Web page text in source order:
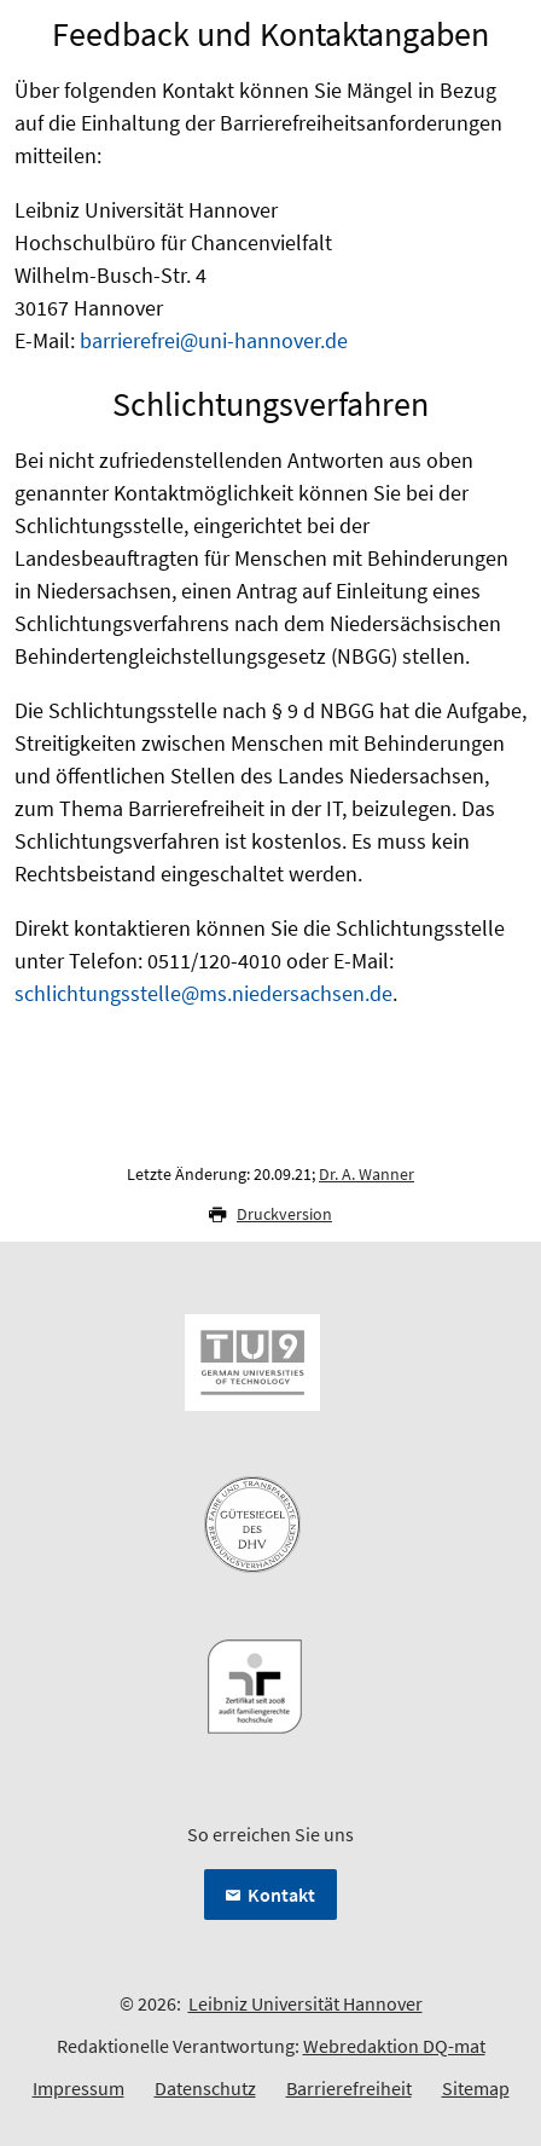
Feedback und Kontaktangaben
Über folgenden Kontakt können Sie Mängel in Bezug
auf die Einhaltung der Barrierefreiheitsanforderungen
mitteilen:
Leibniz Universität Hannover
Hochschulbüro für Chancenvielfalt
Wilhelm-Busch-Str. 4
30167 Hannover
E-Mail: barrierefrei@uni-hannover.de
Schlichtungsverfahren
Bei nicht zufriedenstellenden Antworten aus oben
genannter Kontaktmöglichkeit können Sie bei der
Schlichtungsstelle, eingerichtet bei der
Landesbeauftragten für Menschen mit Behinderungen
in Niedersachsen, einen Antrag auf Einleitung eines
Schlichtungsverfahrens nach dem Niedersächsischen
Behindertengleichstellungsgesetz (NBGG) stellen.
Die Schlichtungsstelle nach § 9 d NBGG hat die Aufgabe,
Streitigkeiten zwischen Menschen mit Behinderungen
und öffentlichen Stellen des Landes Niedersachsen,
zum Thema Barrierefreiheit in der IT, beizulegen. Das
Schlichtungsverfahren ist kostenlos. Es muss kein
Rechtsbeistand eingeschaltet werden.
Direkt kontaktieren können Sie die Schlichtungsstelle
unter Telefon: 0511/120-4010 oder E-Mail:
schlichtungsstelle@ms.niedersachsen.de.
Letzte Änderung: 20.09.21; Dr. A. Wanner
Druckversion
So erreichen Sie uns
Kontakt
© 2026: Leibniz Universität Hannover
Redaktionelle Verantwortung: Webredaktion DQ-mat
Impressum
Datenschutz Barrierefreiheit Sitemap